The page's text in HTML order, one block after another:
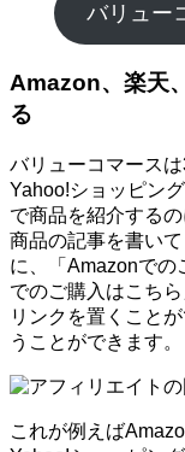
バリュー
Amazon、楽天
る
バリューコマース
Yahoo!ショッピン
で商品を紹介する
商品の記事を書い
に、「Amazonでの
でのご購入はこち
リンクを置くこと
うことができます。
これが例えば